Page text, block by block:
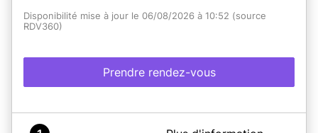
Disponibilité mise à jour le 06/08/2026 à 10:52 (source
RDV360)
Prendre rendez-vous
A propos de Mairie de Castelnau-Montratier